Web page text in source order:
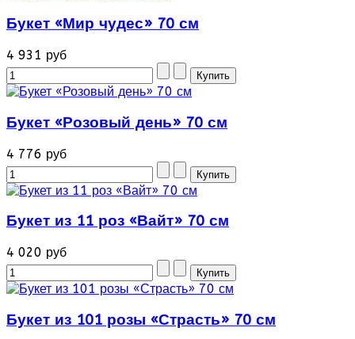
Букет «Мир чудес» 70 см
4 931 руб
Букет «Розовый день» 70 см
4 776 руб
Букет из 11 роз «Вайт» 70 см
4 020 руб
Букет из 101 розы «Страсть» 70 см